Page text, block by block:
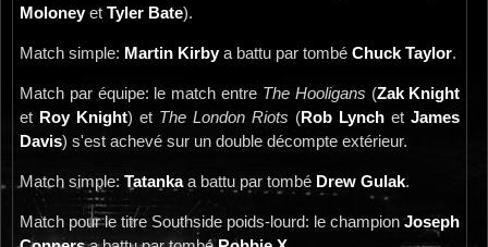
Moloneyet Tyler Bate).
Match simple: Martin Kirbya battu par tombé Chuck Taylor.
Match par équipe: le match entre The Hooligans (Zak Knight
et Roy Knight) et The London Riots (Rob Lynch etJames
Davis) s'est achevé sur un double décompte extérieur.
Match simple: Tatankaa battu par tombé Drew Gulak.
Match pour le titre Southside poids-lourd: le championJoseph